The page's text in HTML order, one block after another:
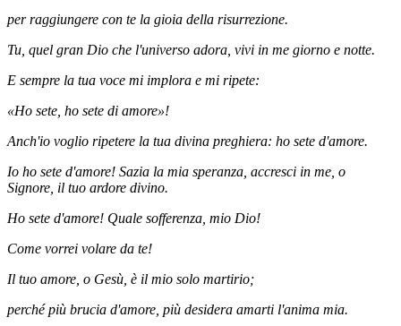
per raggiungere con te la gioia della risurrezione.
Tu, quel gran Dio che l'universo adora, vivi in me giorno e notte.
E sempre la tua voce mi implora e mi ripete:
«Ho sete, ho sete di amore»!
Anch'io voglio ripetere la tua divina preghiera: ho sete d'amore.
Io ho sete d'amore! Sazia la mia speranza, accresci in me, o
Signore, il tuo ardore divino.
Ho sete d'amore! Quale sofferenza, mio Dio!
Come vorrei volare da te!
Il tuo amore, o Gesù, è il mio solo martirio;
perché più brucia d'amore, più desidera amarti l'anima mia.